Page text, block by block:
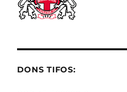
DONS TIFOS: